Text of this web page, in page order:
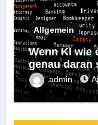
Allgemein
Wenn KI wie
genau daran
admin